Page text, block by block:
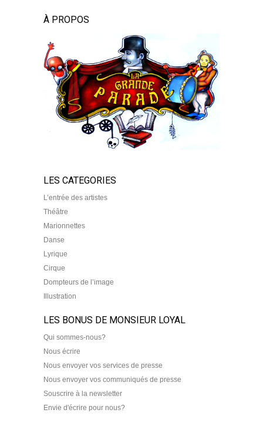
À PROPOS
LES CATEGORIES
L’entrée des artistes
Théâtre
Marionnettes
Danse
Lyrique
Cirque
Dompteurs de l’image
Illustration
LES BONUS DE MONSIEUR LOYAL
Qui sommes-nous?
Nous écrire
Nous envoyer vos services de presse
Nous envoyer vos communiqués de presse
Souscrire à la newsletter
Envie d'écrire pour nous?